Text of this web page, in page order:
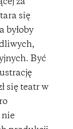
za
się
byłoby
Być
się teatr w
nie